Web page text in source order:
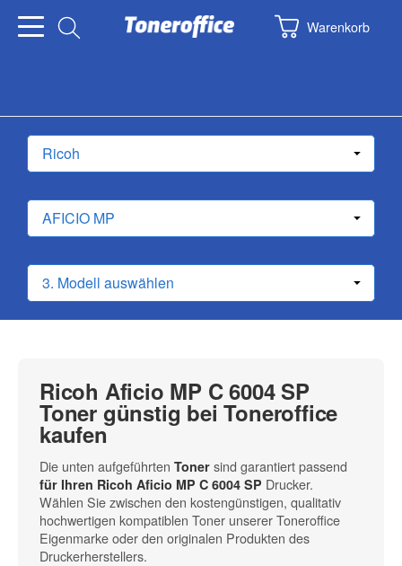
Warenkorb
Ricoh Aficio MP C 6004 SP
Toner günstig bei Toneroffice
kaufen
Die unten aufgeführten Toner sind garantiert passend
für Ihren Ricoh Aficio MP C 6004 SP Drucker.
Wählen Sie zwischen den kostengünstigen, qualitativ
hochwertigen kompatiblen Toner unserer Toneroffice
Eigenmarke oder den originalen Produkten des
Druckerherstellers.